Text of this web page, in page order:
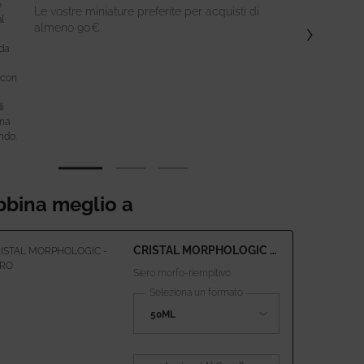
Le vostre miniature preferite per acquisti di
almeno 90€.​
meglio a
CRISTAL MORPHOLOGIC -
Siero morfo-riempitivo
Seleziona un formato